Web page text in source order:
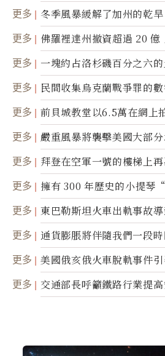
更多 冬季風暴緩解了加州的乾旱
更多
佛羅裡達州撤資超過 20 億 貝萊德的專業道德被
質疑
更多 一塊約占洛杉磯百分之六
更多 民間收集烏克蘭戰爭罪的
更多 前貝城教堂以6.5萬在網上
更多 嚴重風暴將襲擊美國大部
更多 拜登在空軍一號的樓梯上
更多
擁有 300 年歷史的小提琴
0 萬美元拍賣
更多 東巴勒斯坦火車出軌事故
更多 通貨膨脹將伴隨我們一段
更多
美國俄亥俄火車脫軌事件
質的恐懼
更多 交通部長呼籲鐵路行業提